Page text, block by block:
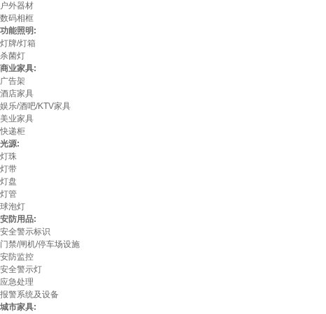
户外器材
数码相框
功能照明:
灯牌/灯箱
杀菌灯
商业家具:
广告架
酒店家具
娱乐/酒吧/KTV家具
美业家具
快递柜
光源:
灯珠
灯带
灯盘
灯管
球泡灯
安防用品:
安全警示标识
门禁/闸机/停车场设施
安防监控
安全警示灯
应急处理
报警系统及设备
城市家具: